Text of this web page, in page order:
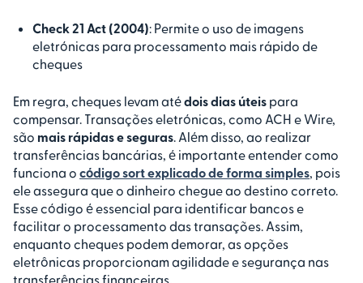
Check 21 Act (2004): Permite o uso de imagens
eletrónicas para processamento mais rápido de
cheques
Em regra, cheques levam atédois dias úteis para
compensar. Transações eletrónicas, como ACH e Wire,
são mais rápidas e seguras. Além disso, ao realizar
transferências bancárias, é importante entender como
funciona o código sort explicado de forma simples, pois
ele assegura que o dinheiro chegue ao destino correto.
Esse código é essencial para identificar bancos e
facilitar o processamento das transações. Assim,
enquanto cheques podem demorar, as opções
eletrônicas proporcionam agilidade e segurança nas
transferências financeiras.